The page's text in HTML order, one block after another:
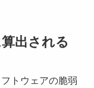
出される
トウェアの脆弱